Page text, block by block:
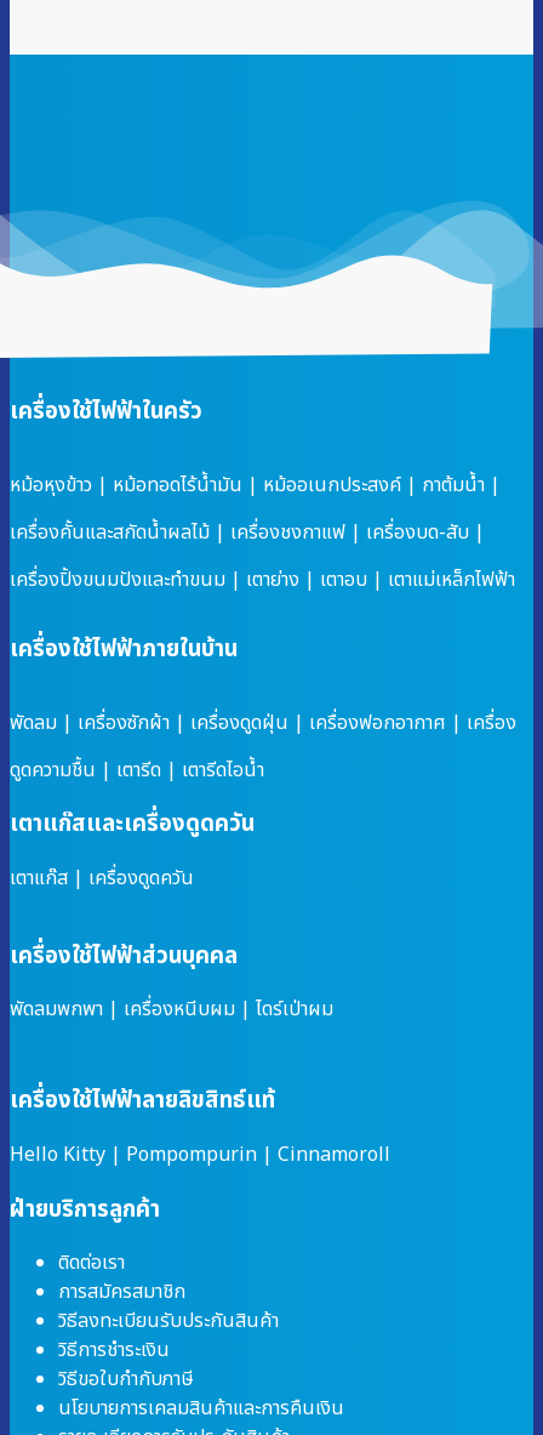
เครื่องใช้ไฟฟ้าในครัว
หม้อหุงข้าว | หม้อทอดไร้น้ำมัน | หม้ออเนกประสงค์ | กาต้มน้ำ |
เครื่องคั้นและสกัดน้ำผลไม้ | เครื่องชงกาแฟ | เครื่องบด-สับ |
เครื่องปิ้งขนมปังและทำขนม | เตาย่าง | เตาอบ | เตาแม่เหล็กไฟฟ้า
เครื่องใช้ไฟฟ้าภายในบ้าน
พัดลม | เครื่องซักผ้า | เครื่องดูดฝุ่น | เครื่องฟอกอากาศ | เครื่อง
ดูดความชื้น | เตารีด | เตารีดไอน้ำ
เตาแก๊สและเครื่องดูดควัน
เตาแก๊ส | เครื่องดูดควัน
เครื่องใช้ไฟฟ้าส่วนบุคคล
พัดลมพกพา | เครื่องหนีบผม | ไดร์เป่าผม
เครื่องใช้ไฟฟ้าลายลิขสิทธ์แท้
Hello Kitty | Pompompurin | Cinnamoroll
ฝ่ายบริการลูกค้า
ติดต่อเรา
การสมัครสมาชิก
วิธีลงทะเบียนรับประกันสินค้า
วิธีการชำระเงิน
วิธีขอใบกำกับภาษี
นโยบายการเคลมสินค้าและการคืนเงิน